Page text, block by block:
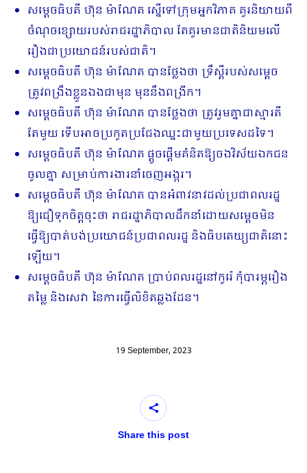
សម្តេចធិបតី ហ៊ុន ម៉ាណែត ស្នើទៅក្រុមអ្នកវិភាគ គួរនិយាយពី
ចំណុចខ្សោយរបស់រាជរដ្ឋា​ភិបាល តែគួរមានជាតិនិយមលើ
រឿងជាប្រយោជន៍របស់ជាតិ។
សម្តេចធិបតី ហ៊ុន ម៉ាណែត បានថ្លែងថា ទ្រឹស្តីរបស់សម្តេច
ត្រូវពង្រឹងខ្លួនឯងជាមុន មុននឹងពង្រីក។
សម្តេចធិបតី ហ៊ុន ម៉ាណែត បានថ្លែងថា ត្រូវរួមគ្នាជាស្មារតី
តែមួយ ទើបអាចប្រកួតប្រជែងឈ្នះជាមួយប្រទេសដទៃ។
សម្តេចធិបតី ហ៊ុន ម៉ាណែត ផ្តួចផ្តើមគំនិតឱ្យចងវិស័យឯកជន
ចូលគ្នា សម្រាប់ការងារនាំចេញអង្ករ។
សម្តេចធិបតី ហ៊ុន ម៉ាណែត បានអំពាវនាវដល់ប្រជាពលរដ្ឋ
ឱ្យជឿទុកចិត្តចុះថា រាជរដ្ឋាភិបាលដឹកនាំដោយសម្តេចមិន
ធ្វើឱ្យបាត់បង់ប្រយោជន៍ប្រជាពលរដ្ឋ និងធិបតេយ្យជាតិនោះ
ឡើយ។
សម្តេចធិបតី ហ៊ុន ម៉ាណែត ប្រាប់ពលរដ្ឋនៅកូរ៉េ កុំបារម្ភរឿង
តម្លៃ និងសេវា នៃការធ្វើលិខិតឆ្លងដែន។
19 September, 2023
Share this post